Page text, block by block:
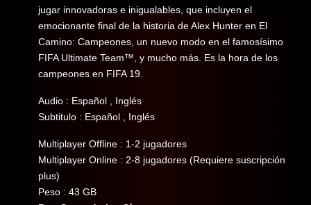
jugar innovadoras e inigualables, que incluyen el
emocionante final de la historia de Alex Hunter en El
Camino: Campeones, un nuevo modo en el famosísimo
FIFA Ultimate Team™, y mucho más. Es la hora de los
campeones en FIFA 19.
Audio : Español , Inglés
Subtitulo : Español , Inglés
Multiplayer Offline : 1-2 jugadores
Multiplayer Online : 2-8 jugadores (Requiere suscripción
plus)
Peso : 43 GB